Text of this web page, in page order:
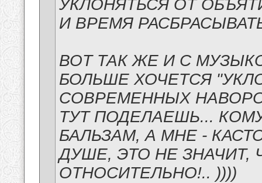
УКЛОНЯТЬСЯ ОТ
И ВРЕМЯ
ВОТ ТАК ЖЕ И С
БОЛЬШЕ ХОЧЕТСЯ
СОВРЕМЕННЫХ
ТУТ ПОДЕЛАЕШЬ...
БАЛЬЗАМ, А МНЕ -
ДУШЕ, ЭТО НЕ ЗНАЧИТ,
ОТНОСИТЕЛЬНО!.. ))))